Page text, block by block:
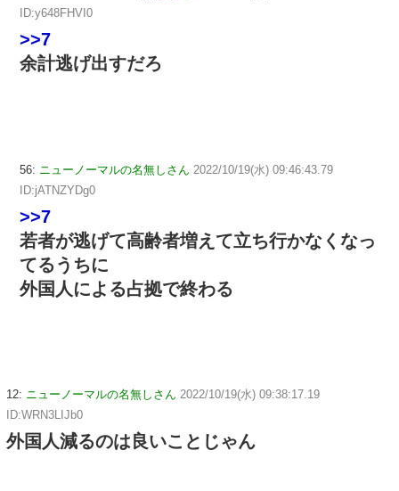
ID:y648FHVI0
>>7
余計逃げ出すだろ
56: ニューノーマルの名無しさん 2022/10/19(水) 09:46:43.79
ID:jATNZYDg0
>>7
若者が逃げて高齢者増えて立ち行かなくなっ
てるうちに
外国人による占拠で終わる
12: ニューノーマルの名無しさん 2022/10/19(水) 09:38:17.19
ID:WRN3LIJb0
外国人減るのは良いことじゃん